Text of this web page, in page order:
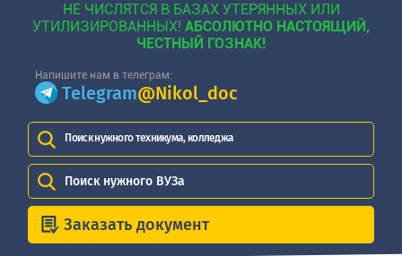
НЕ ЧИСЛЯТСЯ В БАЗАХ УТЕРЯННЫХ ИЛИ
УТИЛИЗИРОВАННЫХ! АБСОЛЮТНО НАСТОЯЩИЙ,
ЧЕСТНЫЙ ГОЗНАК!
Напишите нам в телеграм:
Telegram@Nikol_doc
Поиск нужного техникума, колледжа
Поиск нужного ВУЗа
Заказать документ